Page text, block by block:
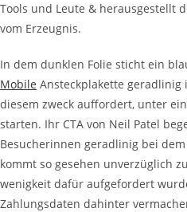
Tools und Leute & herausgestellt
vom Erzeugnis.
In dem dunklen Folie sticht ein
Mobile Ansteckplakette geradlinig
diesem zweck auffordert, unter
starten. Ihr CTA von Neil Patel
Besucherinnen geradlinig bei
kommt so gesehen unverzüglich
wenigkeit dafür aufgefordert
Zahlungsdaten dahinter